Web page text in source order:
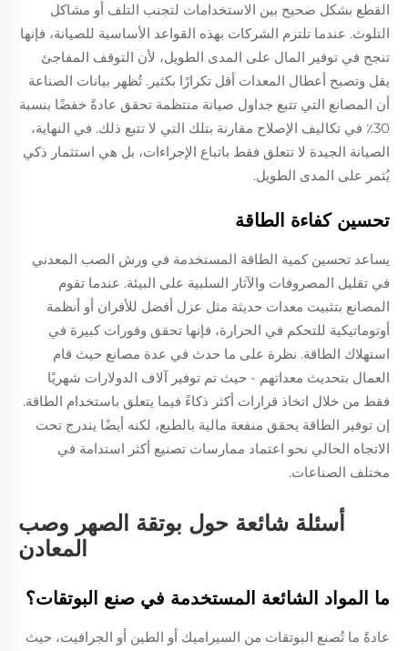
القطع بشكل صحيح بين الاستخدامات لتجنب التلف أو مشاكل
التلوث. عندما تلتزم الشركات بهذه القواعد الأساسية للصيانة، فإنها
تنجح في توفير المال على المدى الطويل، لأن التوقف المفاجئ
يقل وتصبح أعطال المعدات أقل تكرارًا بكثير. تُظهر بيانات الصناعة
أن المصانع التي تتبع جداول صيانة منتظمة تحقق عادةً خفضًا بنسبة
30٪ في تكاليف الإصلاح مقارنة بتلك التي لا تتبع ذلك. في النهاية،
الصيانة الجيدة لا تتعلق فقط باتباع الإجراءات، بل هي استثمار ذكي
يُثمر على المدى الطويل.
تحسين كفاءة الطاقة
يساعد تحسين كمية الطاقة المستخدمة في ورش الصب المعدني
في تقليل المصروفات والآثار السلبية على البيئة. عندما تقوم
المصانع بتثبيت معدات حديثة مثل عزل أفضل للأفران أو أنظمة
أوتوماتيكية للتحكم في الحرارة، فإنها تحقق وفورات كبيرة في
استهلاك الطاقة. نظرة على ما حدث في عدة مصانع حيث قام
العمال بتحديث معداتهم - حيث تم توفير آلاف الدولارات شهريًا
فقط من خلال اتخاذ قرارات أكثر ذكاءً فيما يتعلق باستخدام الطاقة.
إن توفير الطاقة يحقق منفعة مالية بالطبع، لكنه أيضًا يندرج تحت
الاتجاه الحالي نحو اعتماد ممارسات تصنيع أكثر استدامة في
مختلف الصناعات.
أسئلة شائعة حول بوتقة الصهر وصب
المعادن
ما المواد الشائعة المستخدمة في صنع البوتقات؟
عادةً ما تُصنع البوتقات من السيراميك أو الطين أو الجرافيت، حيث